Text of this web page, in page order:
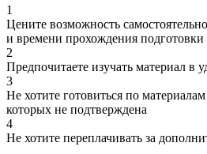
1
Цените возможность
и времени прохождения подготовки
2
Предпочитаете изучать материал в
3
Не хотите готовиться по
которых не подтверждена
4
Не хотите переплачивать за